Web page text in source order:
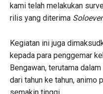
kami telah melakukan
rilis yang diterima
Kegiatan ini juga
kepada para penggemar
Bengawan, terutama
dari tahun ke tahun, animo
semakin tinggi.